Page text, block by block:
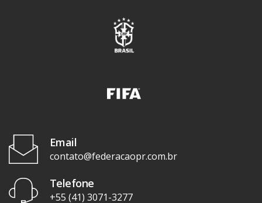
Email
contato@federacaopr.com.br
Telefone
+55 (41) 3071-3277